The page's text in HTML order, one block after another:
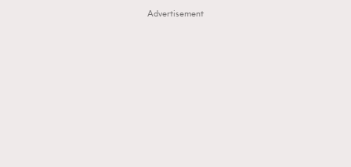
Advertisement